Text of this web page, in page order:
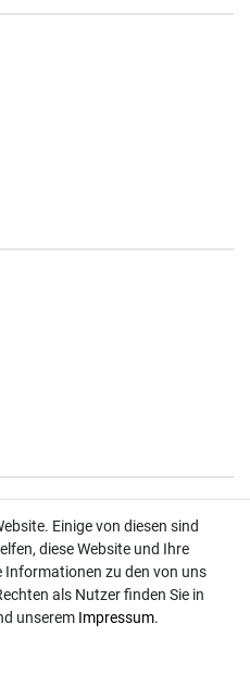
Einige von diesen sind
diese Website und Ihre
Informationen zu den von uns
als Nutzer finden Sie in
unserem Impressum.